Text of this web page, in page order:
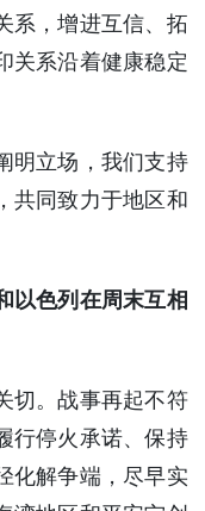
系，增进互信、拓
关系沿着健康稳定
明立场，我们支持
共同致力于地区和
以色列在周末互相
切。战事再起不符
行停火承诺、保持
化解争端，尽早实